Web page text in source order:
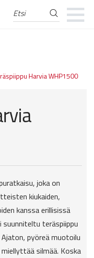
Etsi:
Harvia WHP1500
joka on
kiukaiden,
kanssa erillisissä
teräspiippu
pyöreä muotoilu
silmää. Koska